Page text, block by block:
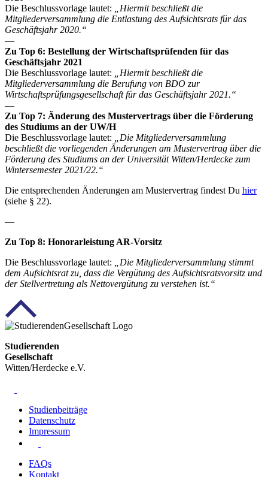
Die Beschlussvorlage lautet: „Hiermit beschließt die
Mitgliederversammlung die Entlastung des Aufsichtsrats für das
Geschäftsjahr 2020.“
—
Zu Top 6: Bestellung der Wirtschaftsprüfenden für das
Geschäftsjahr 2021
Die Beschlussvorlage lautet: „Hiermit beschließt die
Mitgliederversammlung die Berufung von BDO zur
Wirtschaftsprüfungsgesellschaft für das Geschäftsjahr 2021.“
—
Zu Top 7: Änderung des Mustervertrags über die Förderung
des Studiums an der UW/H
Die Beschlussvorlage lautet: „Die Mitgliederversammlung
beschließt die vorliegenden Änderungen am Mustervertrag über die
Förderung des Studiums an der Universität Witten/Herdecke zum
Wintersemester 2021/22.“
Die entsprechenden Änderungen am Mustervertrag findest Du hier
(siehe § 22).
—
Zu Top 8: Honorarleistung AR-Vorsitz
Die Beschlussvorlage lautet:
„Die Mitgliederversammlung stimmt
dem Aufsichtsrat zu, dass die Vergütung des Aufsichtsratsvorsitz und
der Stellvertretung als Nettovergütung zu verstehen ist.“
Studierenden
Gesellschaft
Witten/Herdecke e.V.
Studienbeiträge
Datenschutz
Impressum
FAQs
Kontakt